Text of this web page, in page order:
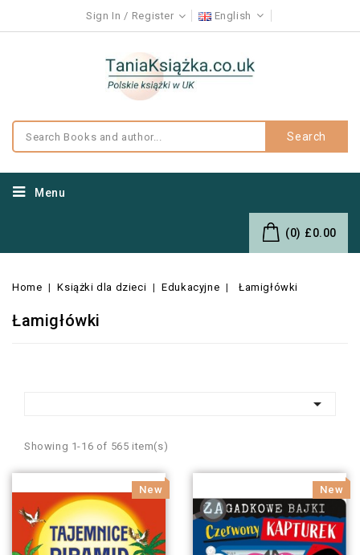
Sign In Register English
Search
Menu
(0) £0.00
Home Książki dla dzieci Edukacyjne Łamigłówki
Łamigłówki

Showing 1-16 of 565 item(s)
New New